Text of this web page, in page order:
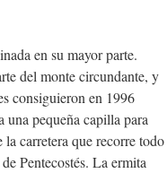
en su mayor parte.
del monte circundante, y
consiguieron en 1996
una pequeña capilla para
carretera que recorre todo
Pentecostés. La ermita